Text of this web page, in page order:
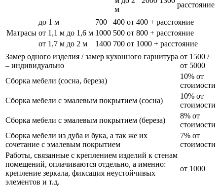
м
расстояние
Матрасы
до 1 м 700 400 от 400 + расстояние
от 1,1 м до 1,6 м 1000 500 от 800 + расстояние
от 1,7 м до 2 м
1400 700 от 1000 + расстояние
Замер одного изделия / замер кухонного гарнитура
– индивидуально
от 1500 /
от 5000
Сборка мебели (сосна, береза)
10% от
стоимости
Сборка мебели с эмалевым покрытием (сосна)
10% от
стоимости
Сборка мебели с эмалевым покрытием (береза)
8% от
стоимости
Сборка мебели из дуба и бука, а так же их
сочетание с эмалевым покрытием
7% от
стоимости
Работы, связанные с креплением изделий к стенам
помещений, оплачиваются отдельно, а именно:
крепление зеркала, фиксация неустойчивых
элементов и т.д.
от 1000